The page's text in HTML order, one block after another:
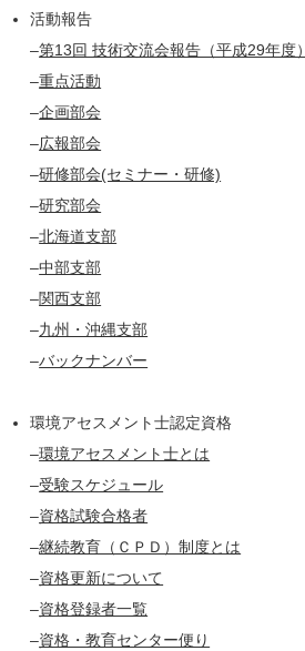
活動報告
–第13回 技術交流会報告（平成29年度）
–重点活動
–企画部会
–広報部会
–研修部会(セミナー・研修)
–研究部会
–北海道支部
–中部支部
–関西支部
–九州・沖縄支部
–バックナンバー
環境アセスメント士認定資格
–環境アセスメント士とは
–受験スケジュール
–資格試験合格者
–継続教育（ＣＰＤ）制度とは
–資格更新について
–資格登録者一覧
–資格・教育センター便り